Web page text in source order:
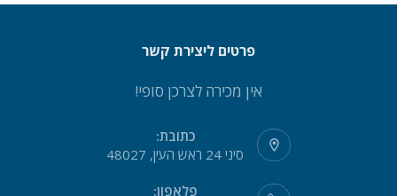
פרטים ליצירת קשר
אין מכירה לצרכן סופי!
כתובת:
סיני 24 ראש העין, 48027
פלאפון: